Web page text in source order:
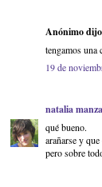
Anónimo
tengamos una
19 de
natalia
qué bueno.
arañarse y
pero sobre